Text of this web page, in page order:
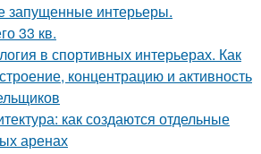
запущенные интерьеры.
33 кв.
в спортивных интерьерах. Как
концентрацию и активность
как создаются отдельные
аренах